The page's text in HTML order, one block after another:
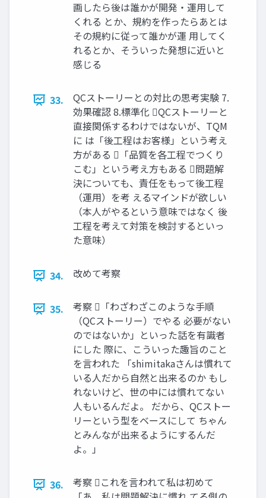
画したら後は誰かが開発・運用して
くれる とか、規約を作ったらあとは
その規約に従って誰かが運 用してく
れるとか、そういった発想に近いと
感じる
33.
QCストーリーとの対比の思考実験 7.
効果確認 8.標準化 QCストーリーと
直接関係するわけではないが、TQM
に は「後工程はお客様」という考え
方がある 「品質を各工程でつくり
こむ」という考え方もある 問題解
決についても、責任をもって後工程
（運用）を考 えるマインドが欲しい
（本人がやるという意味ではなく 後
工程を考えて対策を検討するといっ
た意味）
34. 改めて考察
35.
考察 「わざわざこのような手順
（QCストーリー）でやる 必要がない
のではないか」といった話を有識者
にした 際に、こういった趣旨のこと
を言われた 「shimitakaさんは慣れて
いる人だから自然と出来るのか もし
れないけど、世の中には慣れてない
人もいるんだよ。 だから、QCストー
リーという型をベースにして ちゃん
とみんなが出来るようにするんだ
よ。」
36.
考察 これを言われて私は初めて